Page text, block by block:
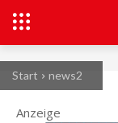
Start news2
Anzeige